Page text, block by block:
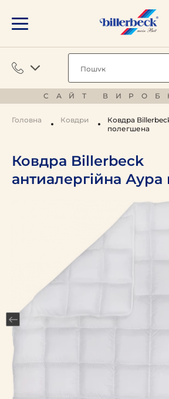
САЙТ
Головна Ковдри
Ковдра
полегшена
Ковдра Billerbeck
антиалергійна